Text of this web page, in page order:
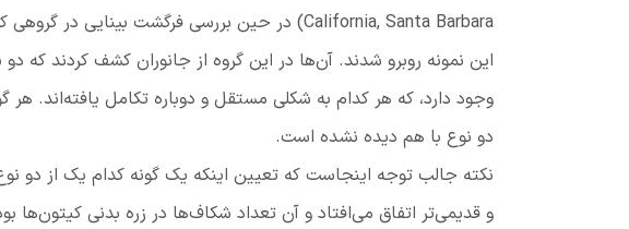
California, Santa Barbara
) در حین بررسی فرگشت بینایی در گروهی
این نمونه روبرو شدند. آن‌ها در این گروه از جانوران کشف
وجود دارد، که هر کدام به شکلی مستقل و دوباره تکامل یافته‌اند.
دو نوع با هم دیده نشده است.
نکته جالب توجه اینجاست که تعیین اینکه یک گونه کدام یک از دو
و قدیمی‌تر اتفاق می‌افتاد و آن تعداد شکاف‌ها در زره بدنی کیتون‌ها